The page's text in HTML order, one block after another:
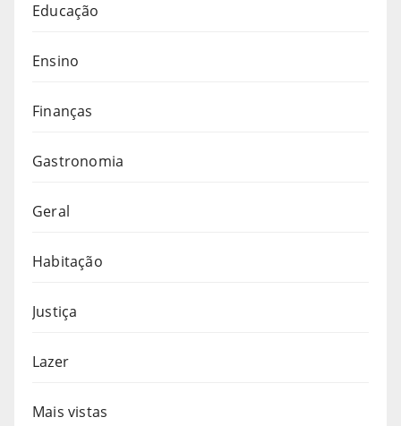
Educação
Ensino
Finanças
Gastronomia
Geral
Habitação
Justiça
Lazer
Mais vistas